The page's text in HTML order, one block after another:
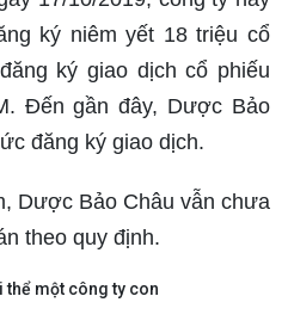
ký niêm yết 18 triệu cổ
ký giao dịch cổ phiếu
Đến gần đây, Dược Bảo
đăng ký giao dịch.
Dược Bảo Châu vẫn chưa
theo quy định.
thể một công ty con